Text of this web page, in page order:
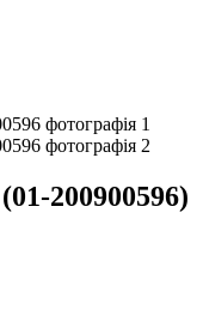
200900596)